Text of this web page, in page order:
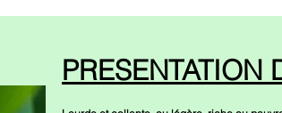
PRESENTATION